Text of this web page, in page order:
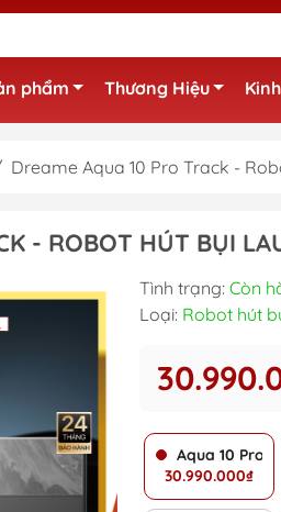
phẩm Thương Hiệu
Dreame Aqua 10 Pro Track -
- ROBOT HÚT BỤI
Tình trạng: Còn
Loại: Robot hút
Aqua 10 Pro
30.990.000₫